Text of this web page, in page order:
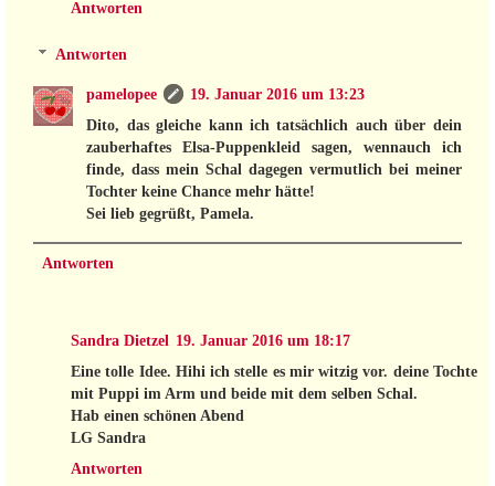
Antworten
Antworten
pamelopee
19. Januar 2016 um 13:23
Dito, das gleiche kann ich tatsächlich auch über dein
zauberhaftes Elsa-Puppenkleid sagen, wennauch ich
finde, dass mein Schal dagegen vermutlich bei meiner
Tochter keine Chance mehr hätte!
Sei lieb gegrüßt, Pamela.
Antworten
Sandra Dietzel 19. Januar 2016 um 18:17
Eine tolle Idee. Hihi ich stelle es mir witzig vor. deine Tochte
mit Puppi im Arm und beide mit dem selben Schal.
Hab einen schönen Abend
LG Sandra
Antworten